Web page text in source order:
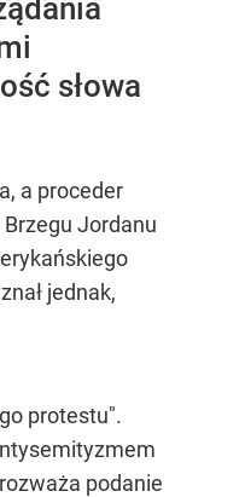
słowa
a proceder
Jordanu
jednak,
protestu".
podanie